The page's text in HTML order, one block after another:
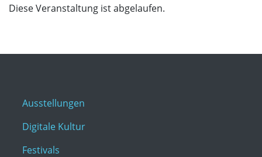
Diese Veranstaltung ist abgelaufen.
Ausstellungen
Digitale Kultur
Festivals